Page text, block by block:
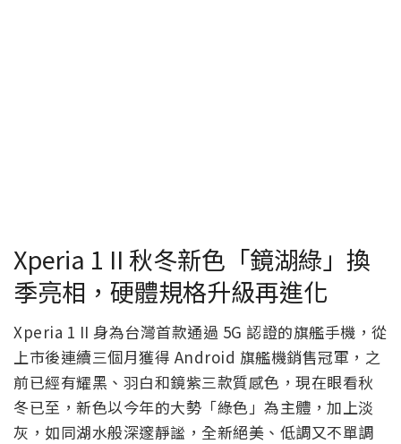
Xperia 1 II 秋冬新色「鏡湖綠」換
季亮相，硬體規格升級再進化
Xperia 1 II 身為台灣首款通過 5G 認證的旗艦手機，從
上市後連續三個月獲得 Android 旗艦機銷售冠軍，之
前已經有耀黑、羽白和鏡紫三款質感色，現在眼看秋
冬已至，新色以今年的大勢「綠色」為主體，加上淡
灰，如同湖水般深邃靜謐，全新絕美、低調又不單調